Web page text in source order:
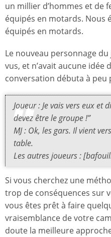
un millier d’hommes et de
équipés en motards. Nous
équipés en motards.
Le nouveau personnage
vus, et n’avait aucune idée
conversation débuta à peu
Joueur : Je vais vers eux et
devez être le groupe !”
MJ : Ok, les gars. Il vient
table.
Les autres joueurs :
Si vous cherchez une
trop de conséquences sur
vous êtes prêt à faire
vraisemblance de votre
doute la meilleure